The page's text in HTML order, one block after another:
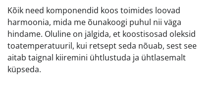
Kõik need komponendid koos toimides loovad
harmoonia, mida me õunakoogi puhul nii väga
hindame. Oluline on jälgida, et koostisosad oleksid
toatemperatuuril, kui retsept seda nõuab, sest see
aitab taignal kiiremini ühtlustuda ja ühtlasemalt
küpseda.